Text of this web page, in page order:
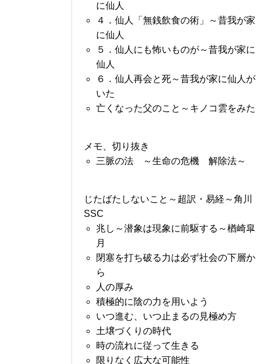
に仙人
４．仙人「無銭飲食の術」～昔我が家
に仙人
５．仙人にも怖いものが～昔我が家に
仙人
６．仙人再会と死～昔我が家に仙人が
いた
亡くなった父のこと～キノコ雲をみた
メモ、切り抜き
三脈の法 ～生命の危機 解除法～
じたばたしないこと～超訳・易経～角川
SSC
兆し～潜象は現象に前駆する～楢崎皐
月
閉塞を打ち破る力は必ず社会の下層か
ら
人の厚み
積極的に陰の力を用いよう
いつ進む、いつ止まるの見極め方
土壌づくりの時代
時の流れに従って生きる
限りなく広大な可能性